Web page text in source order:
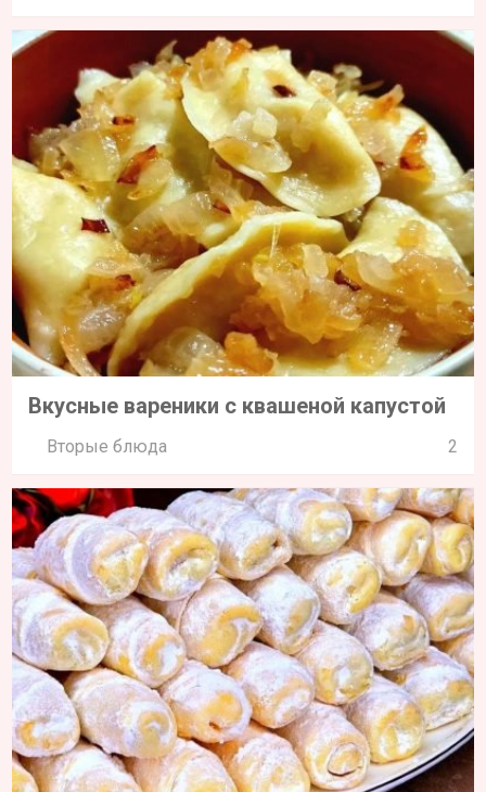
Вкусные вареники с квашеной капустой
Вторые блюда 2